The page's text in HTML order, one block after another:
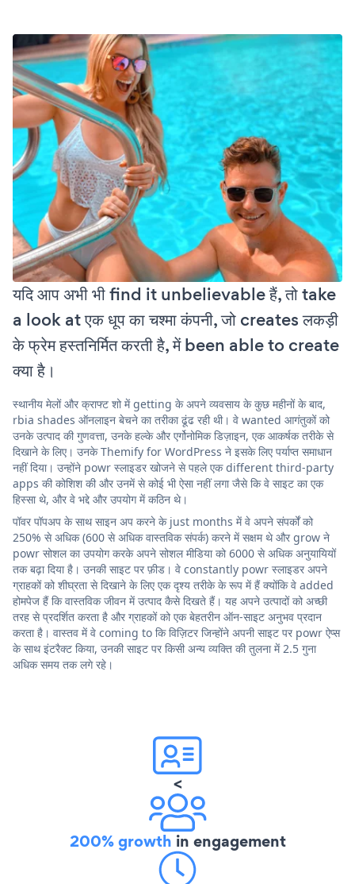
यदि आप अभी भी find it unbelievable हैं, तो take
a look at एक धूप का चश्मा कंपनी, जो creates लकड़ी
के फ्रेम हस्तनिर्मित करती है, में been able to create
क्या है।
स्थानीय मेलों और क्राफ्ट शो में getting के अपने व्यवसाय के कुछ महीनों के बाद,
rbia shades ऑनलाइन बेचने का तरीका ढूंढ रही थी। वे wanted आगंतुकों को
उनके उत्पाद की गुणवत्ता, उनके हल्के और एर्गोनोमिक डिज़ाइन, एक आकर्षक तरीके से
दिखाने के लिए। उनके Themify for WordPress ने इसके लिए पर्याप्त समाधान
नहीं दिया। उन्होंने powr स्लाइडर खोजने से पहले एक different third-party
apps की कोशिश की और उनमें से कोई भी ऐसा नहीं लगा जैसे कि वे साइट का एक
हिस्सा थे, और वे भद्दे और उपयोग में कठिन थे।
पॉवर पॉपअप के साथ साइन अप करने के just months में वे अपने संपर्कों को
250% से अधिक (600 से अधिक वास्तविक संपर्क) करने में सक्षम थे और grow ने
powr सोशल का उपयोग करके अपने सोशल मीडिया को 6000 से अधिक अनुयायियों
तक बढ़ा दिया है। उनकी साइट पर फ़ीड। वे constantly powr स्लाइडर अपने
ग्राहकों को शीघ्रता से दिखाने के लिए एक दृश्य तरीके के रूप में हैं क्योंकि वे added
होमपेज हैं कि वास्तविक जीवन में उत्पाद कैसे दिखते हैं। यह अपने उत्पादों को अच्छी
तरह से प्रदर्शित करता है और ग्राहकों को एक बेहतरीन ऑन-साइट अनुभव प्रदान
करता है। वास्तव में वे coming to कि विज़िटर जिन्होंने अपनी साइट पर powr ऐप्स
के साथ इंटरैक्ट किया, उनकी साइट पर किसी अन्य व्यक्ति की तुलना में 2.5 गुना
अधिक समय तक लगे रहे।
<
200% growth in engagement